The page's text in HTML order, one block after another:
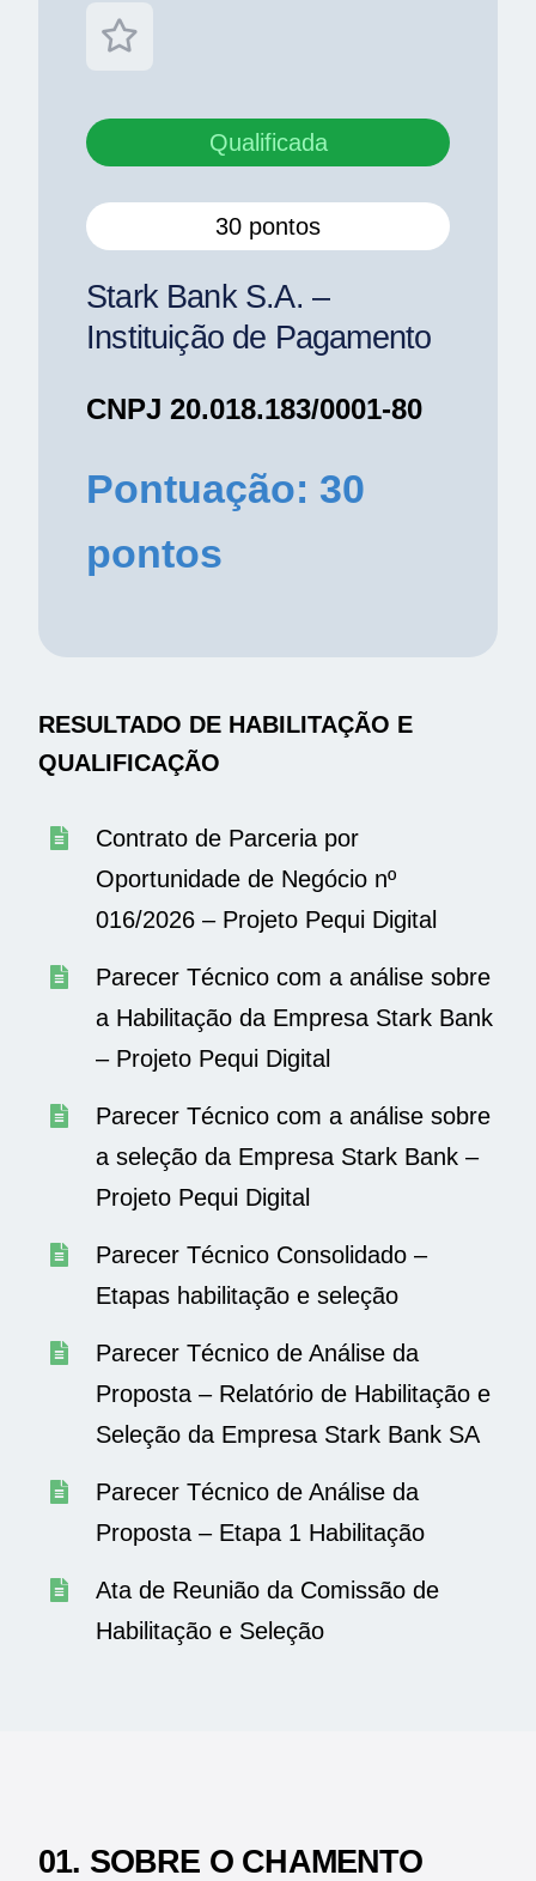
Qualificada
30 pontos
Stark Bank S.A. –
Instituição de Pagamento
CNPJ 20.018.183/0001-80
Pontuação: 30
pontos
RESULTADO DE HABILITAÇÃO E
QUALIFICAÇÃO
Contrato de Parceria por
Oportunidade de Negócio nº
016/2026 – Projeto Pequi Digital
Parecer Técnico com a análise sobre
a Habilitação da Empresa Stark Bank
– Projeto Pequi Digital
Parecer Técnico com a análise sobre
a seleção da Empresa Stark Bank –
Projeto Pequi Digital
Parecer Técnico Consolidado –
Etapas habilitação e seleção
Parecer Técnico de Análise da
Proposta – Relatório de Habilitação e
Seleção da Empresa Stark Bank SA
Parecer Técnico de Análise da
Proposta – Etapa 1 Habilitação
Ata de Reunião da Comissão de
Habilitação e Seleção
01. SOBRE O CHAMENTO